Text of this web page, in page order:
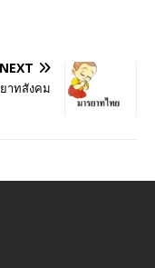
NEXT
าทสังคม